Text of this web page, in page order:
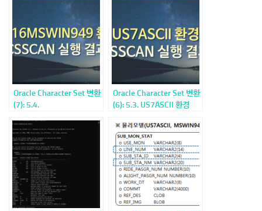
Oracle Character Set 변환
(7): 5.4.
CSSCAN 실행 결과
Oracle Character Set 변환
(6): 5.3. US7ASCII 환경